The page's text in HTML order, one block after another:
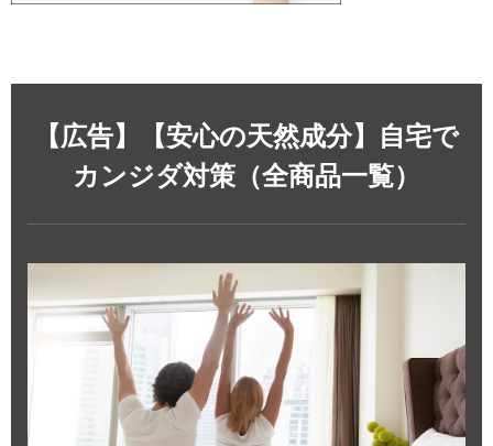
【広告】【安心の天然成分】自宅で
カンジダ対策（全商品一覧）